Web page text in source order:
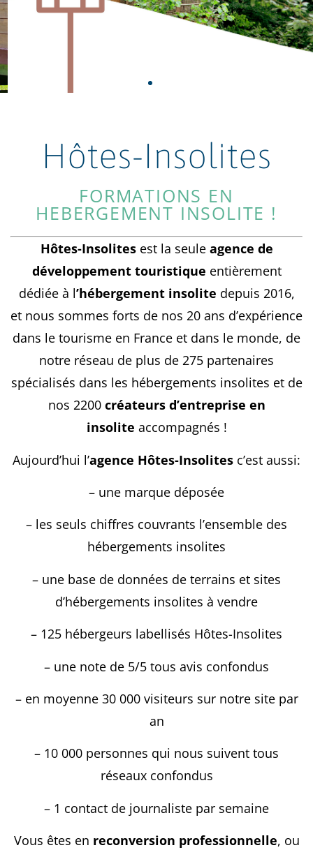
Hôtes-Insolites
FORMATIONS EN
HEBERGEMENT INSOLITE !
Hôtes-Insolitesest la seule agence de
développement touristique entièrement
dédiée à l’hébergement insolite depuis 2016,
et nous sommes forts de nos 20 ans d’expérience
dans le tourisme en France et dans le monde, de
notre réseau de plus de 275 partenaires
spécialisés dans les hébergements insolites et de
nos 2200 créateurs d’entreprise en
insolite accompagnés !
Aujourd’hui l’agence Hôtes-Insolites c’est aussi:
– une marque déposée
– les seuls chiffres couvrants l’ensemble des
hébergements insolites
– une base de données de terrains et sites
d’hébergements insolites à vendre
– 125 hébergeurs labellisés Hôtes-Insolites
– une note de 5/5 tous avis confondus
– en moyenne 30 000 visiteurs sur notre site par
an
– 10 000 personnes qui nous suivent tous
réseaux confondus
– 1 contact de journaliste par semaine
Vous êtes en reconversion professionnelle, ou